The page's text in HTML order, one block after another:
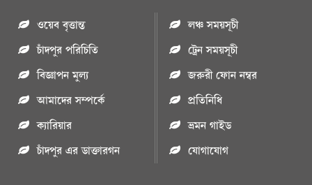
ওয়েব বৃত্তান্ত
চাঁদপুর পরিচিতি
বিজ্ঞাপন মুল্য
আমাদের সম্পর্কে
ক্যারিয়ার
চাঁদপুর এর ডাক্তারগন
লঞ্চ সময়সূচী
ট্রেন সময়সূচী
জরুরী ফোন নম্বর
প্রতিনিধি
ভ্রমন গাইড
যোগাযোগ